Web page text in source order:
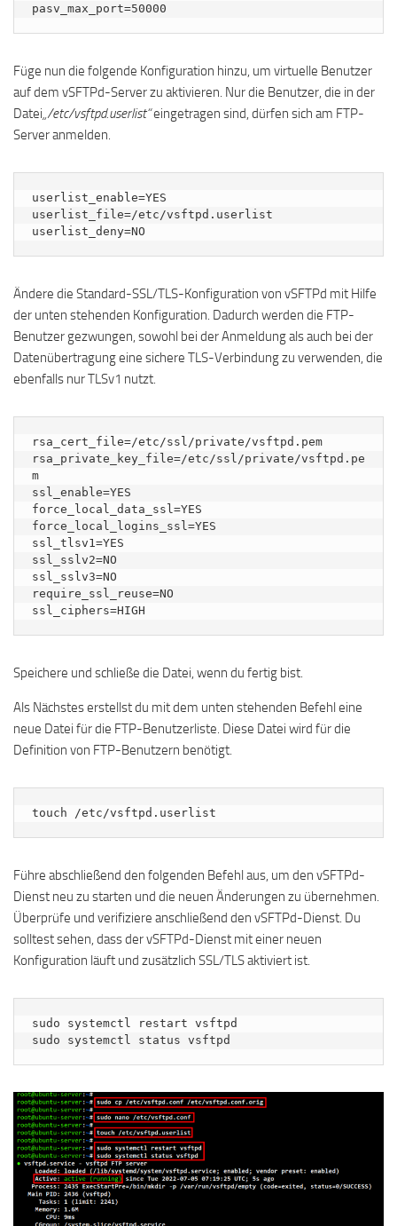
pasv_max_port=50000
Füge nun die folgende Konfiguration hinzu, um virtuelle Benutzer
auf dem vSFTPd-Server zu aktivieren. Nur die Benutzer, die in der
Datei„/etc/vsftpd.userlist“eingetragen sind, dürfen sich am FTP-
Server anmelden.
userlist_enable=YES
userlist_file=/etc/vsftpd.userlist
userlist_deny=NO
Ändere die Standard-SSL/TLS-Konfiguration von vSFTPd mit Hilfe
der unten stehenden Konfiguration. Dadurch werden die FTP-
Benutzer gezwungen, sowohl bei der Anmeldung als auch bei der
Datenübertragung eine sichere TLS-Verbindung zu verwenden, die
ebenfalls nur TLSv1 nutzt.
rsa_cert_file=/etc/ssl/private/vsftpd.pem
rsa_private_key_file=/etc/ssl/private/vsftpd.pe
m
ssl_enable=YES
force_local_data_ssl=YES
force_local_logins_ssl=YES
ssl_tlsv1=YES
ssl_sslv2=NO
ssl_sslv3=NO
require_ssl_reuse=NO
ssl_ciphers=HIGH
Speichere und schließe die Datei, wenn du fertig bist.
Als Nächstes erstellst du mit dem unten stehenden Befehl eine
neue Datei für die FTP-Benutzerliste. Diese Datei wird für die
Definition von FTP-Benutzern benötigt.
touch /etc/vsftpd.userlist
Führe abschließend den folgenden Befehl aus, um den vSFTPd-
Dienst neu zu starten und die neuen Änderungen zu übernehmen.
Überprüfe und verifiziere anschließend den vSFTPd-Dienst. Du
solltest sehen, dass der vSFTPd-Dienst mit einer neuen
Konfiguration läuft und zusätzlich SSL/TLS aktiviert ist.
sudo systemctl restart vsftpd
sudo systemctl status vsftpd